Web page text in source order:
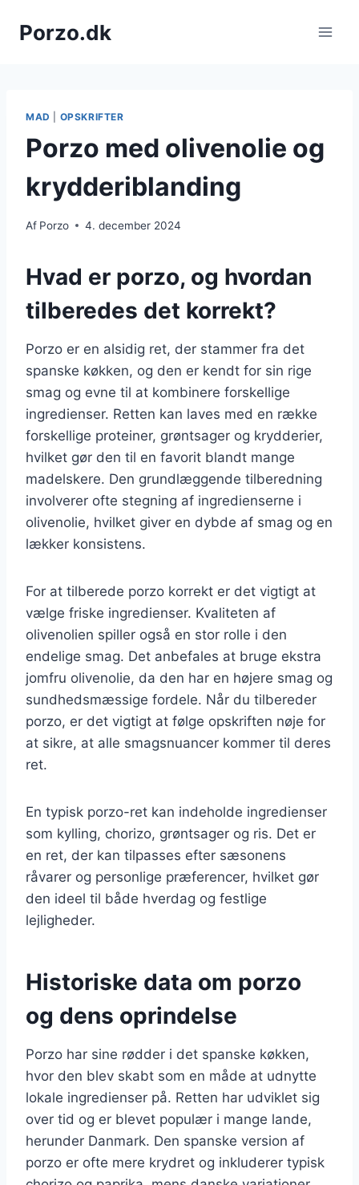
Porzo.dk
MAD OPSKRIFTER
Porzo med olivenolie og
krydderiblanding
Af Porzo 4. december 2024
Hvad er porzo, og hvordan
tilberedes det korrekt?
Porzo er en alsidig ret, der stammer fra det
spanske køkken, og den er kendt for sin rige
smag og evne til at kombinere forskellige
ingredienser. Retten kan laves med en række
forskellige proteiner, grøntsager og krydderier,
hvilket gør den til en favorit blandt mange
madelskere. Den grundlæggende tilberedning
involverer ofte stegning af ingredienserne i
olivenolie, hvilket giver en dybde af smag og en
lækker konsistens.
For at tilberede porzo korrekt er det vigtigt at
vælge friske ingredienser. Kvaliteten af
olivenolien spiller også en stor rolle i den
endelige smag. Det anbefales at bruge ekstra
jomfru olivenolie, da den har en højere smag og
sundhedsmæssige fordele. Når du tilbereder
porzo, er det vigtigt at følge opskriften nøje for
at sikre, at alle smagsnuancer kommer til deres
ret.
En typisk porzo-ret kan indeholde ingredienser
som kylling, chorizo, grøntsager og ris. Det er
en ret, der kan tilpasses efter sæsonens
råvarer og personlige præferencer, hvilket gør
den ideel til både hverdag og festlige
lejligheder.
Historiske data om porzo
og dens oprindelse
Porzo har sine rødder i det spanske køkken,
hvor den blev skabt som en måde at udnytte
lokale ingredienser på. Retten har udviklet sig
over tid og er blevet populær i mange lande,
herunder Danmark. Den spanske version af
porzo er ofte mere krydret og inkluderer typisk